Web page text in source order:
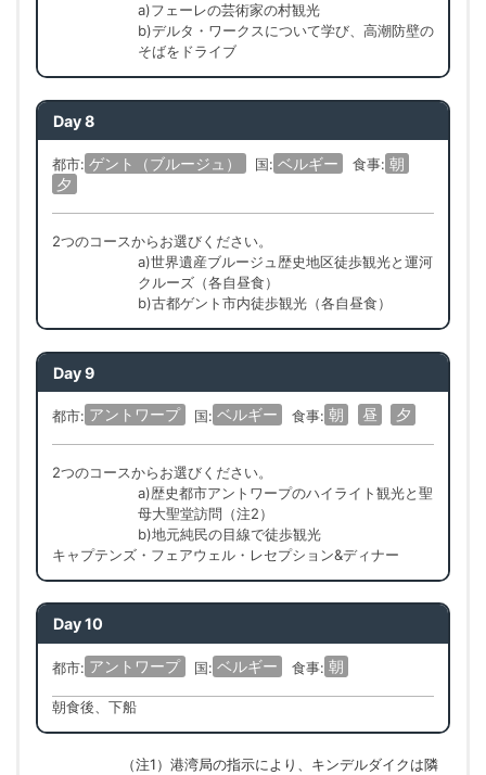
a)フェーレの芸術家の村観光
b)デルタ・ワークスについて学び、高潮防壁の
そばをドライブ
Day 8
都市: ゲント（ブルージュ） 国: ベルギー 食事: 朝
夕
2つのコースからお選びください。
a)世界遺産ブルージュ歴史地区徒歩観光と運河
クルーズ（各自昼食）
b)古都ゲント市内徒歩観光（各自昼食）
Day 9
都市: アントワープ 国: ベルギー 食事: 朝 昼 夕
2つのコースからお選びください。
a)歴史都市アントワープのハイライト観光と聖
母大聖堂訪問（注2）
b)地元純民の目線で徒歩観光
キャプテンズ・フェアウェル・レセプション&ディナー
Day 10
都市: アントワープ 国: ベルギー 食事: 朝
朝食後、下船
（注1）港湾局の指示により、キンデルダイクは隣